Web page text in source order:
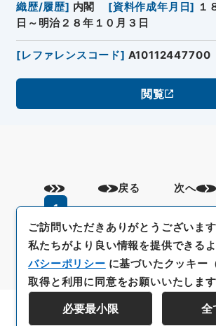
織歴/履歴] 内閣 [資料作成年月日]
１
日～明治２８年１０月３日
[レファレンスコード] A10112447700
閲覧
戻る
1
次へ
資料群階層を表示す
ご訪問いただきありがとうございます
私たちがより良い情報を提供できる
バシーポリシー に基づいたクッキー
取得と利用に同意をお願いいたします
必要最小限 全